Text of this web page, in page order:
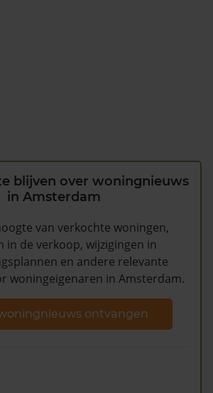
blijven over woningnieuws
in Amsterdam
van verkochte woningen,
in de verkoop, wijzigingen in
en andere relevante
woningeigenaren in Amsterdam.
ontvangen